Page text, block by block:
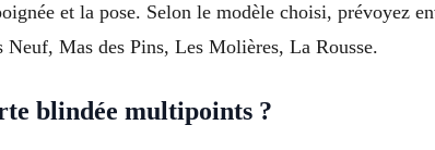
et la pose. Selon le modèle choisi, prévoyez
Mas des Pins, Les Molières, La Rousse.
blindée multipoints ?